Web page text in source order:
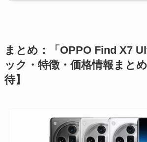
まとめ：「OPPO Find X7
ック・特徴・価格情報まと
待】